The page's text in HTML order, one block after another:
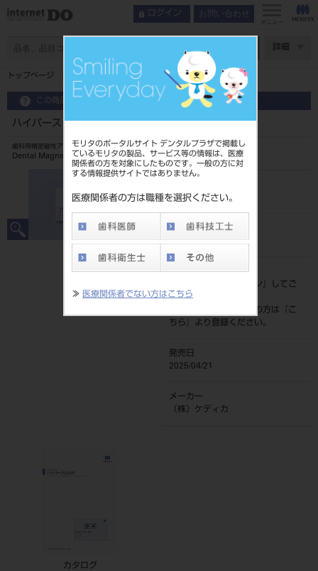
モリタのポータルサイト デンタルプラザで掲載し
ているモリタの製品、サービス等の情報は、医療
関係者の方を対象にしたものです。一般の方に対
する情報提供サイトではありません。
医療関係者の方は職種を選択ください。
≫ 医療関係者でない方はこちら
ログイン お問い合わせ
メニュー
詳細
トップページ ハイパースリムNF DB用 磁石構造体 5213
この商品に関するお問い合わせ
ハイパースリムNF DB用 磁石構造体 5213
歯科用精密磁性アタッチメント
Dental Magnetic Attachment
2023502025213
JAN/EANコード
標準価格
ログイン
』してご
覧ください。
ネット会員登録がまだの方は『
こ
ちら
』より登録ください。
発売日
2025/04/21
メーカー
（株）ケディカ
カタログ
インデックス 製品情報